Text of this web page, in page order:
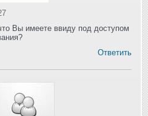
Вы имеете ввиду под доступом
Ответить